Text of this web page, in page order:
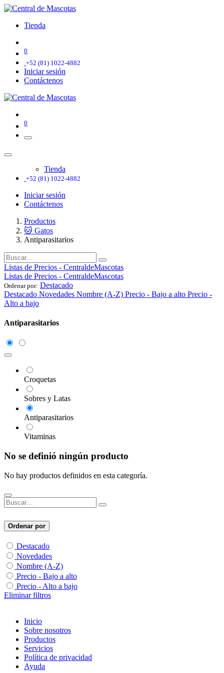
Tienda
0
+52 (81) 1022-4882
Iniciar sesión
Contáctenos
0
Tienda
+52 (81) 1022-4882
Iniciar sesión
Contáctenos
Productos
🐱 Gatos
Antiparasitarios
Listas de Precios - CentraldeMascotas
Listas de Precios - CentraldeMascotas
Ordenar por: Destacado
Destacado Novedades Nombre (A-Z) Precio - Bajo a alto Precio -
Alto a bajo
Antiparasitarios
Croquetas
Sobres y Latas
Antiparasitarios
Vitaminas
No se definió ningún producto
No hay productos definidos en esta categoría.
Ordenar por
Destacado
Novedades
Nombre (A-Z)
Precio - Bajo a alto
Precio - Alto a bajo
Eliminar filtros
Inicio
Sobre nosotros
Productos
Servicios
Política de privacidad
Ayuda